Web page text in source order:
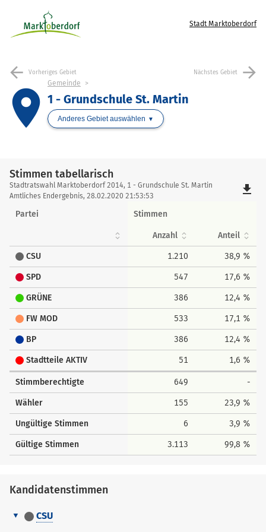
Stadt Marktoberdorf
arrow_back Vorheriges Gebiet Nächstes Gebiet arrow_forward
place
Gemeinde
1 - Grundschule St. Martin
Anderes Gebiet auswählen
Stimmen tabellarisch
Stimmen
tabellarisch
Stadtratswahl Marktoberdorf 2014, 1 - Grundschule St. Martin
Amtliches Endergebnis, 28.02.2020 21:53:53
file_download
Partei Stimmen
Anzahl Anteil
CSU 1.210 38,9 %
SPD 547 17,6 %
GRÜNE 386 12,4 %
FW MOD 533 17,1 %
BP 386 12,4 %
Stadtteile AKTIV 51 1,6 %
Stimmberechtigte 649 -
Wähler 155 23,9 %
Ungültige Stimmen 6 3,9 %
Gültige Stimmen 3.113 99,8 %
Kandidatenstimmen
CSU